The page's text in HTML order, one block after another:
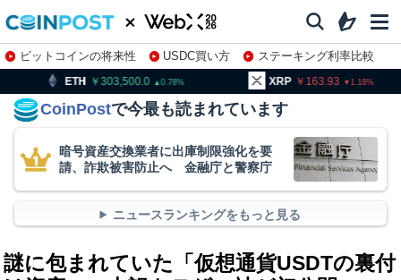
ビットコインの将来性 USDC買い方
ステーキング利率比較
株特集・関連銘柄
303,500.0 0.78 XRP 1.18 BNB
CoinPostで今最も読まれています
暗号資産交換業者に出庫制限強化を要
請、詐欺被害防止へ 金融庁と警察庁
ニュースランキングをもっと見る
謎に包まれていた「仮想通貨USDTの裏付